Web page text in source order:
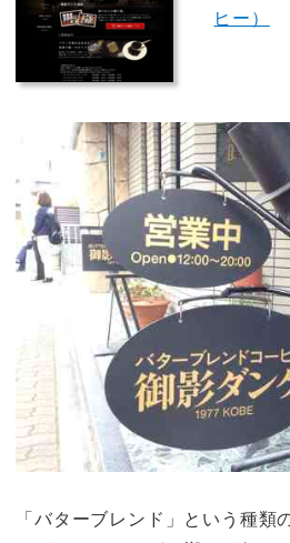
ヒー）
「バターブレンド」という種類